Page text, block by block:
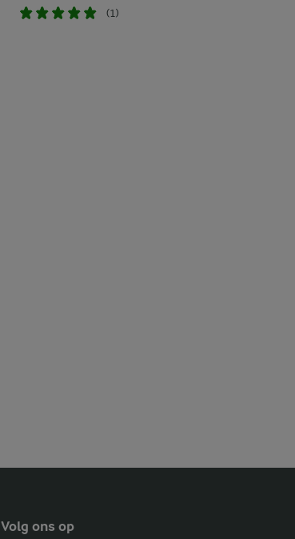
(1)
Volg ons op